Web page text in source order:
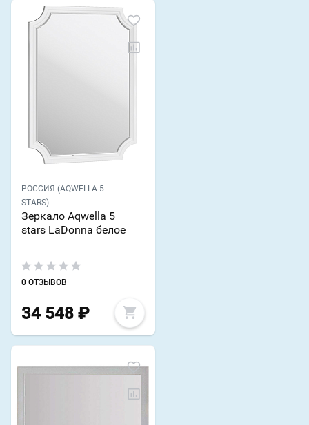
РОССИЯ (AQWELLA 5
STARS)
Зеркало Aqwella 5
stars LaDonna белое
0 ОТЗЫВОВ
34 548 ₽